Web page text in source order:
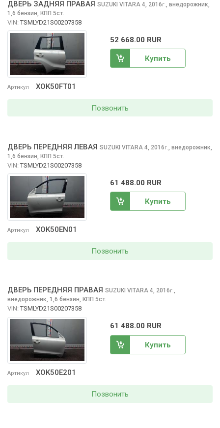
Артикул XOK50FT01
ДВЕРЬ ЗАДНЯЯ ПРАВАЯ SUZUKI VITARA 4, 2016г., внедорожник,
1,6 бензин, КПП 5ст.
VIN: TSMLYD21S00207358
52 668.00 RUR
Купить
Позвонить
Артикул XOK50EN01
ДВЕРЬ ПЕРЕДНЯЯ ЛЕВАЯ SUZUKI VITARA 4, 2016г., внедорожник,
1,6 бензин, КПП 5ст.
VIN: TSMLYD21S00207358
61 488.00 RUR
Купить
Позвонить
Артикул XOK50E201
ДВЕРЬ ПЕРЕДНЯЯ ПРАВАЯ SUZUKI VITARA 4, 2016г.,
внедорожник, 1,6 бензин, КПП 5ст.
VIN: TSMLYD21S00207358
61 488.00 RUR
Купить
Позвонить